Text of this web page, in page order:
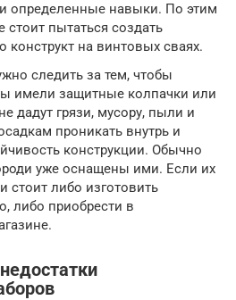
определенные навыки. По этим
пытаться создать
конструкт на винтовых сваях.
следить за тем, чтобы
имели защитные колпачки или
дадут грязи, мусору, пыли и
проникать внутрь и
конструкции. Обычно
уже оснащены ими. Если их
стоит либо изготовить
либо приобрести в